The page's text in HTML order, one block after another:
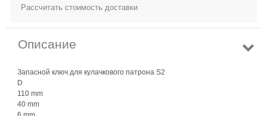
Рассчитать стоимость доставки
Описание
Запасной ключ для кулачкового патрона S2
D
110 mm
40 mm